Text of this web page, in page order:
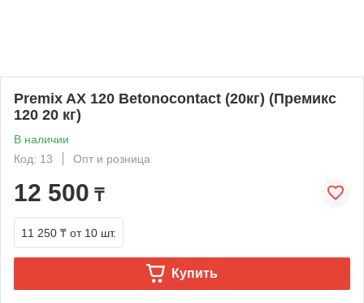
Premix AX 120 Betonocontact (20кг) (Премикс
120 20 кг)
В наличии
Код: 13
Опт и розница
12 500 ₸
11 250 ₸ от 10 шт.
Купить